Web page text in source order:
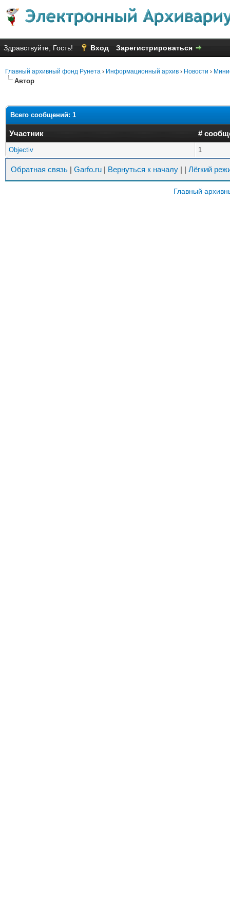
Здравствуйте, Гость! Вход Зарегистрироваться
Главный архивный фонд Рунета › Информационный архив › Новости ›
Автор
Всего сообщений: 1
Участник #
Objectiv 1
Обратная связь | Garfo.ru | Вернуться к началу | | Лёгкий
Главный